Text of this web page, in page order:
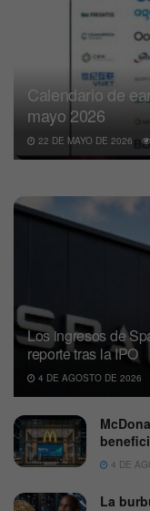
Calendario de
mayo 2026
22 DE MAYO DE 2026
Los ingresos de
reporte tras la IPO
4 DE AGOSTO DE 2026
4 DE
La